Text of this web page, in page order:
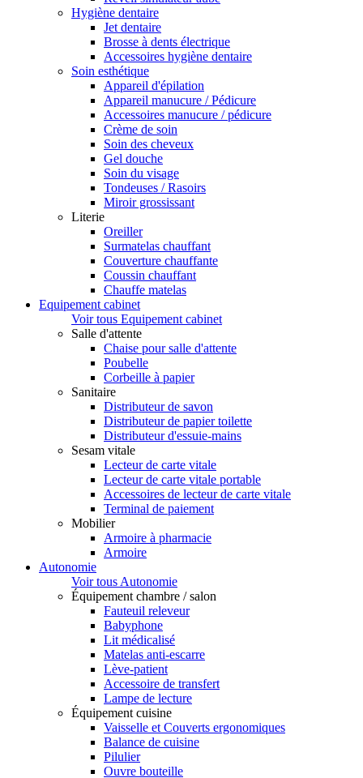
Hygiène dentaire
Jet dentaire
Brosse à dents électrique
Accessoires hygiène dentaire
Soin esthétique
Appareil d'épilation
Appareil manucure / Pédicure
Accessoires manucure / pédicure
Crème de soin
Soin des cheveux
Gel douche
Soin du visage
Tondeuses / Rasoirs
Miroir grossissant
Literie
Oreiller
Surmatelas chauffant
Couverture chauffante
Coussin chauffant
Chauffe matelas
Equipement cabinet
Voir tous Equipement cabinet
Salle d'attente
Chaise pour salle d'attente
Poubelle
Corbeille à papier
Sanitaire
Distributeur de savon
Distributeur de papier toilette
Distributeur d'essuie-mains
Sesam vitale
Lecteur de carte vitale
Lecteur de carte vitale portable
Accessoires de lecteur de carte vitale
Terminal de paiement
Mobilier
Armoire à pharmacie
Armoire
Autonomie
Voir tous Autonomie
Équipement chambre / salon
Fauteuil releveur
Babyphone
Lit médicalisé
Matelas anti-escarre
Lève-patient
Accessoire de transfert
Lampe de lecture
Équipement cuisine
Vaisselle et Couverts ergonomiques
Balance de cuisine
Pilulier
Ouvre bouteille